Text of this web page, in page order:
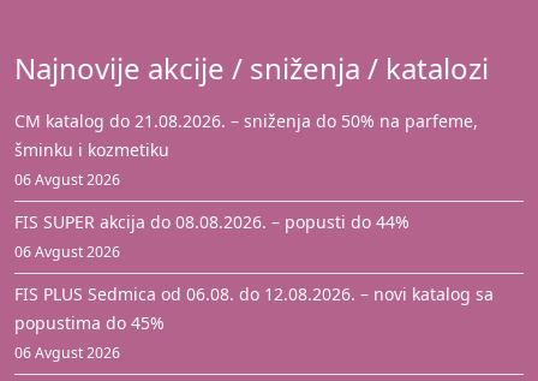
Najnovije akcije / sniženja / katalozi
CM katalog do 21.08.2026. – sniženja do 50% na parfeme,
šminku i kozmetiku
06 Avgust 2026
FIS SUPER akcija do 08.08.2026. – popusti do 44%
06 Avgust 2026
FIS PLUS Sedmica od 06.08. do 12.08.2026. – novi katalog sa
popustima do 45%
06 Avgust 2026